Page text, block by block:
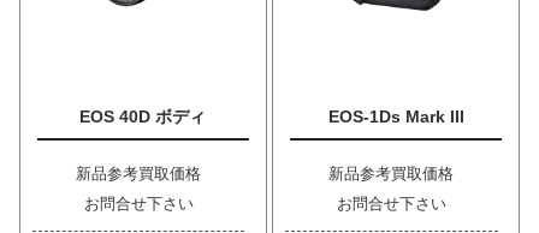
EOS 40D ボディ
新品参考買取価格
お問合せ下さい
EOS-1Ds Mark III
新品参考買取価格
お問合せ下さい